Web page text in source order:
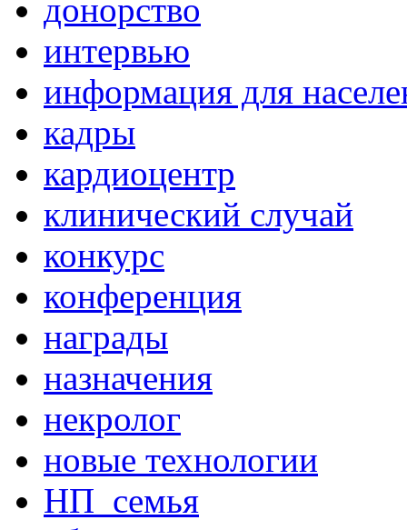
донорство
интервью
информация для
кадры
кардиоцентр
клинический случай
конкурс
конференция
награды
назначения
некролог
новые технологии
НП_семья